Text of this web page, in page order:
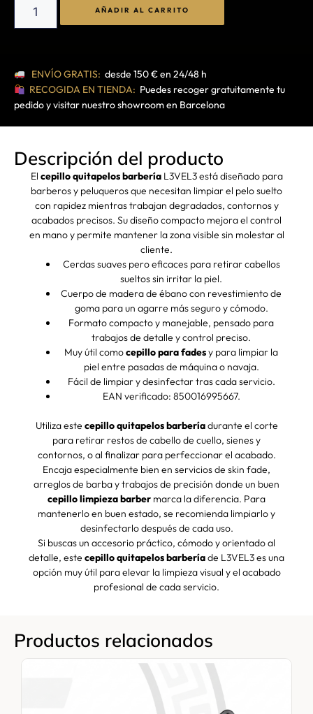
AÑADIR AL CARRITO
ENVÍO GRATIS: desde 150 € en 24/48 h
RECOGIDA EN TIENDA: Puedes recoger gratuitamente tu
pedido y visitar nuestro showroom en Barcelona
Descripción del producto
El cepillo quitapelos barberíaL3VEL3 está diseñado para
barberos y peluqueros que necesitan limpiar el pelo suelto
con rapidez mientras trabajan degradados, contornos y
acabados precisos. Su diseño compacto mejora el control
en mano y permite mantener la zona visible sin molestar al
cliente.
Cerdas suaves pero eficaces para retirar cabellos
sueltos sin irritar la piel.
Cuerpo de madera de ébano con revestimiento de
goma para un agarre más seguro y cómodo.
Formato compacto y manejable, pensado para
trabajos de detalle y control preciso.
Muy útil comocepillo para fadesy para limpiar la
piel entre pasadas de máquina o navaja.
Fácil de limpiar y desinfectar tras cada servicio.
EAN verificado: 850016995667.
Utiliza este cepillo quitapelos barberíadurante el corte
para retirar restos de cabello de cuello, sienes y
contornos, o al finalizar para perfeccionar el acabado.
Encaja especialmente bien en servicios de skin fade,
arreglos de barba y trabajos de precisión donde un buen
cepillo limpieza barber marca la diferencia. Para
mantenerlo en buen estado, se recomienda limpiarlo y
desinfectarlo después de cada uso.
Si buscas un accesorio práctico, cómodo y orientado al
detalle, este cepillo quitapelos barberíade L3VEL3 es una
opción muy útil para elevar la limpieza visual y el acabado
profesional de cada servicio.
Productos relacionados